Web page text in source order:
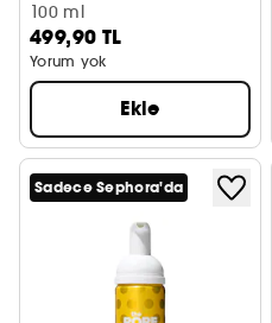
100 ml
499,90 TL
Yorum yok
Ekle
Sadece Sephora'da